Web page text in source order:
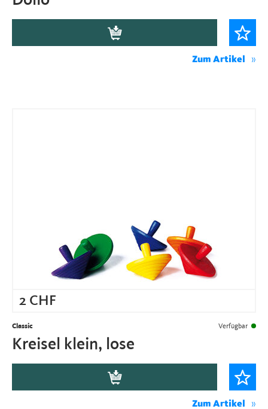
Zum Artikel
2 CHF
Classic Verfügbar
Kreisel klein, lose
Zum Artikel